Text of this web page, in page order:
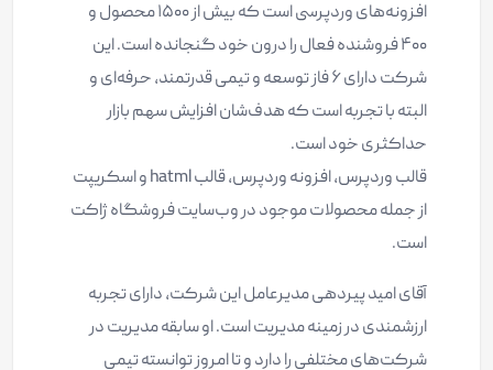
افزونه‌های وردپرسی است که بیش از ۱۵۰۰ محصول و
۴۰۰ فروشنده فعال را درون خود گنجانده است. این
شرکت دارای ۶ فاز توسعه و تیمی قدرتمند، حرفه‌ای و
البته با تجربه است که هدف‌شان افزایش سهم بازار
حداکثری خود است.
قالب وردپرس، افزونه وردپرس، قالب hatml و اسکریپت
از جمله محصولات موجود در وب‌سایت فروشگاه ژاکت
است.
آقای امید پیردهی مدیرعامل این شرکت، دارای تجربه
ارزشمندی در زمینه مدیریت است. او سابقه مدیریت در
شرکت‌های مختلفی را دارد و تا امروز توانسته تیمی